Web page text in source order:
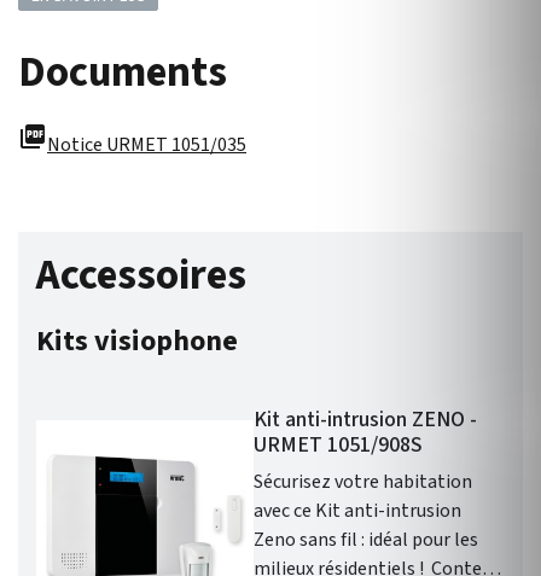
Documents
picture_as_pdfNotice URMET 1051/035
Accessoires
Kits visiophone
Kit anti-intrusion ZENO -
URMET 1051/908S
Sécurisez votre habitation
avec ce Kit anti-intrusion
Zeno sans fil : idéal pour les
milieux résidentiels ! Contenu